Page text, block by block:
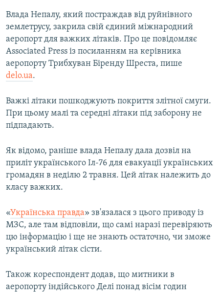
Усі сайти RFE/RL
Влада Непалу, який постраждав від руйнівного
землетрусу, закрила свій єдиний міжнародний
аеропорт для важких літаків. Про це повідомляє
Associated Press із посиланням на керівника
аеропорту Трибхуван Біренду Шреста, пише
delo.ua.
Важкі літаки пошкоджують покриття злітної смуги.
При цьому малі та середні літаки під заборону не
підпадають.
Як відомо, раніше влада Непалу дала дозвіл на
приліт українського Іл-76 для евакуації українських
громадян в неділю 2 травня. Цей літак належить до
класу важких.
«Українська правда» зв'язалася з цього приводу із
МЗС, але там відповіли, що самі наразі перевіряють
цю інформацію і ще не знають остаточно, чи зможе
український літак сісти.
Також кореспондент додав, що митники в
аеропорту індійського Делі понад вісім годин